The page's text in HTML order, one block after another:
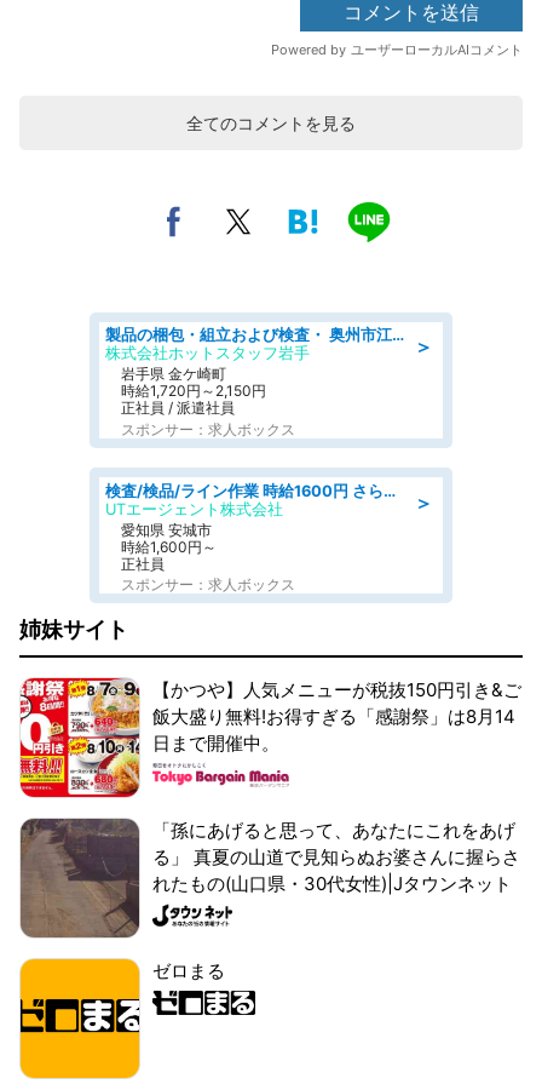
全てのコメントを見る
＞
製品の梱包・組立および検査・ 奥州市江刺/大手企業で長期安定 梱包・検査・組立/半年経過毎に5万円の報奨金有
株式会社ホットスタッフ岩手
岩手県 金ケ崎町
時給1,720円～2,150円
正社員 / 派遣社員
スポンサー：求人ボックス
＞
検査/検品/ライン作業 時給1600円 さら半年ごとに時給50円UP 検品·検査
UTエージェント株式会社
愛知県 安城市
時給1,600円～
正社員
スポンサー：求人ボックス
姉妹サイト
【かつや】人気メニューが税抜150円引き&ご
飯大盛り無料!お得すぎる「感謝祭」は8月14
日まで開催中。
「孫にあげると思って、あなたにこれをあげ
る」 真夏の山道で見知らぬお婆さんに握らさ
れたもの(山口県・30代女性)|Jタウンネット
ゼロまる